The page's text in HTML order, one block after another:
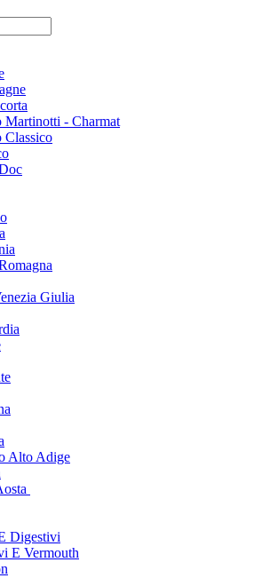
Martinotti - Charmat
Classico
Giulia
Alto Adige
Digestivi
E Vermouth